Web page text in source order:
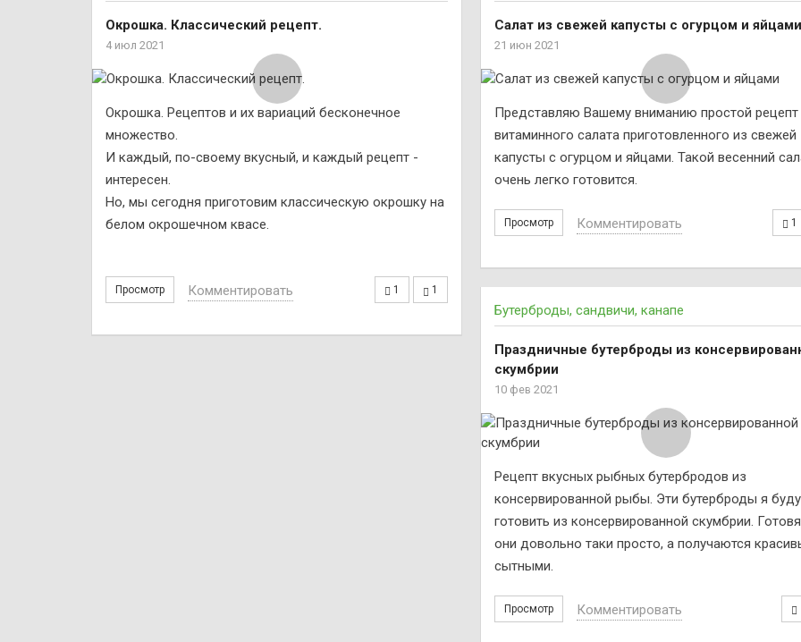
Окрошка. Классический рецепт.
4 июл 2021
Окрошка. Рецептов и их вариаций бесконечное
множество.
И каждый, по-своему вкусный, и каждый рецепт -
интересен.
Но, мы сегодня приготовим классическую окрошку на
белом окрошечном квасе.
Просмотр 1 1
Комментировать
Салат из свежей капусты с огурцом и яйцами
21 июн 2021
Представляю Вашему вниманию простой рецепт
витаминного салата приготовленного из свежей
капусты с огурцом и яйцами. Такой весенний
очень легко готовится.
Просмотр 1
Комментировать
Бутерброды, сандвичи, канапе
Праздничные бутерброды из
скумбрии
10 фев 2021
Рецепт вкусных рыбных бутербродов из
консервированной рыбы. Эти бутерброды я буду
готовить из консервированной скумбрии.
они довольно таки просто, а получаются
сытными.
Просмотр Комментировать